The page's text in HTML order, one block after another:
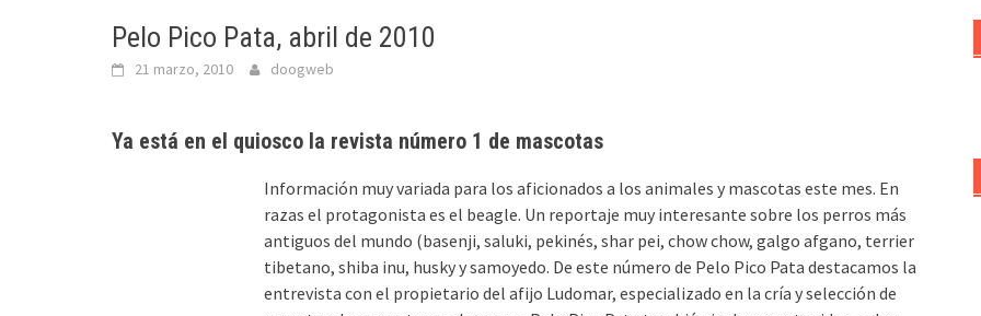
Pelo Pico Pata, abril de 2010
21 marzo, 2010 doogweb
Ya está en el quiosco la revista número 1 de mascotas
Información muy variada para los aficionados a los animales y mascotas este mes. En
razas el protagonista es el beagle. Un reportaje muy interesante sobre los perros más
antiguos del mundo (basenji, saluki, pekinés, shar pei, chow chow, galgo afgano, terrier
tibetano, shiba inu, husky y samoyedo. De este número de Pelo Pico Pata destacamos la
entrevista con el propietario del afijo Ludomar, especializado en la cría y selección de